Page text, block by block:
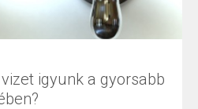
igyunk a gyorsabb